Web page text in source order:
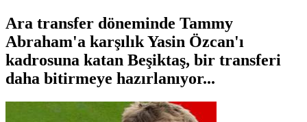
Ara transfer döneminde Tammy
Abraham'a karşılık Yasin Özcan'ı
kadrosuna katan Beşiktaş, bir transferi
daha bitirmeye hazırlanıyor...